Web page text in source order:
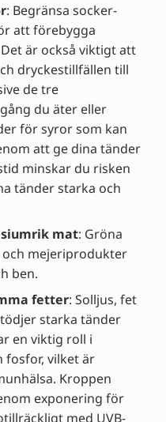
: Begränsa socker-
att förebygga
är också viktigt att
dryckestillfällen till
de tre
du äter eller
för syror som kan
att ge dina tänder
minskar du risken
tänder starka och
mat: Gröna
mejeriprodukter
ben.
fetter: Solljus, fet
starka tänder
en viktig roll i
fosfor, vilket är
Kroppen
exponering för
med UVB-